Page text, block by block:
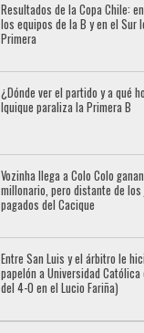
Resultados de la Copa Chile:
los equipos de la B y en el Sur
Primera
¿Dónde ver el partido y a qué
Iquique paraliza la Primera B
Vozinha llega a Colo Colo
millonario, pero distante de
pagados del Cacique
Entre San Luis y el árbitro le
papelón a Universidad
del 4-0 en el Lucio Fariña)